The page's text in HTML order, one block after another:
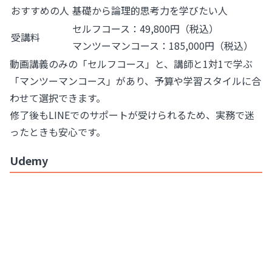
おすすめの人 基礎から論理的思考力を学びたい人
受講料
セルフコース：49,800円（税込）
マンツーマンコース：185,000円（税込）
動画講義のみの「セルフコース」と、講師と1対1で学ぶ
「マンツーマンコース」があり、予算や学習スタイルに合
わせて選択できます。
修了後もLINEでのサポートが受けられるため、実務で迷
ったときも安心です。
Udemy